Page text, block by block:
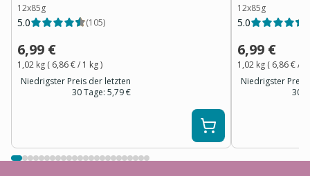
12x85g
5.0 (105)
6,99 €
1,02 kg ( 6,86 €/ 1 kg)
Niedrigster Preis der letzten
30 Tage: 5,79 €
12x85g
5.0
6,99 €
1,02 kg ( 6,86 €/ 1
Niedrigster Preis
30